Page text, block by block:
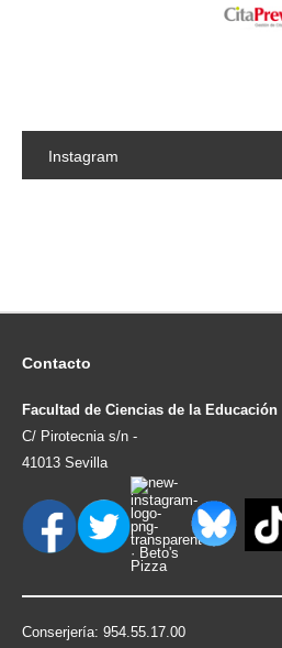
Instagram
Contacto
Facultad de Ciencias de la Educación
C/ Pirotecnia s/n -
41013 Sevilla
Conserjería: 954.55.17.00